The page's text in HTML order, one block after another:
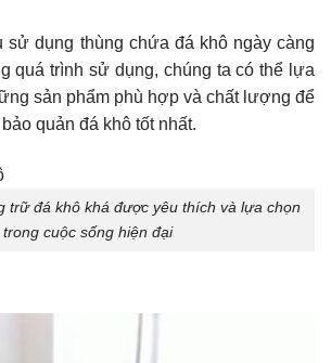
sử dụng thùng chứa đá khô ngày càng
quá trình sử dụng, chúng ta có thể lựa
sản phẩm phù hợp và chất lượng để
quản đá khô tốt nhất.
trữ đá khô khá được yêu thích và lựa chọn
trong cuộc sống hiện đại